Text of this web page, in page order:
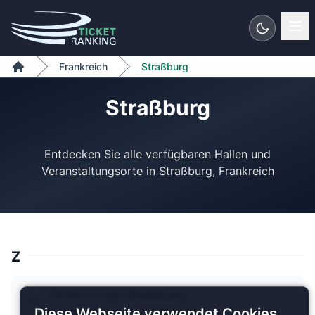
Zum Inhalt springen
Home
Frankreich Straßburg
Straßburg
Entdecken Sie alle verfügbaren Hallen und
Veranstaltungsorte in Straßburg, Frankreich
Z
2 Pläne verfügbar